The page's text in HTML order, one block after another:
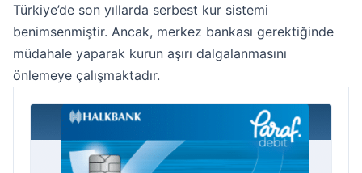
Türkiye’de son yıllarda serbest kur sistemi
benimsenmiştir. Ancak, merkez bankası gerektiğinde
müdahale yaparak kurun aşırı dalgalanmasını
önlemeye çalışmaktadır.